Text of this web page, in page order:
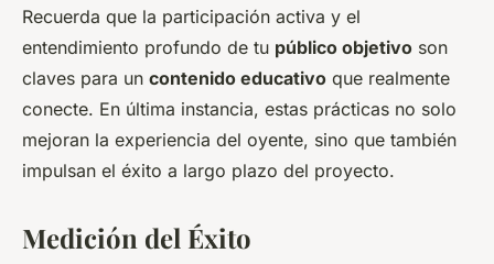
Recuerda que la participación activa y el
entendimiento profundo de tu público objetivo son
claves para un contenido educativo que realmente
conecte. En última instancia, estas prácticas no solo
mejoran la experiencia del oyente, sino que también
impulsan el éxito a largo plazo del proyecto.
Medición del Éxito